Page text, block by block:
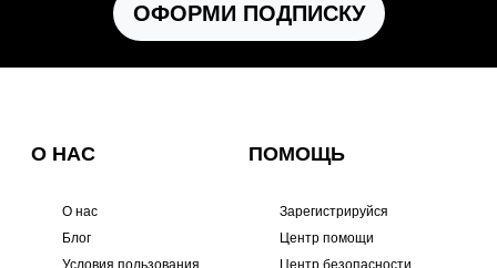
ОФОРМИ ПОДПИСКУ
О НАС
О нас
Блог
Условия пользования
ПОМОЩЬ
Зарегистрируйся
Центр помощи
Центр безопасности